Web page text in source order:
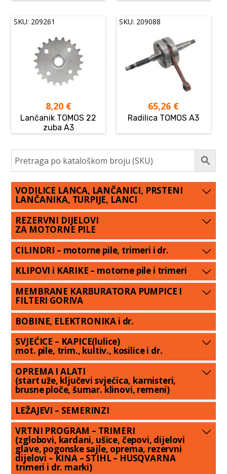
SKU: 209261
8,20 €
Lančanik TOMOS 22
zuba A3
SKU: 209088
65,26 €
Radilica TOMOS A3
VODILICE LANCA, LANČANICI, PRSTENI
LANČANIKA, TURPIJE, LANCI
REZERVNI DIJELOVI
ZA MOTORNE PILE
CILINDRI – motorne pile, trimeri i dr.
KLIPOVI i KARIKE – motorne pile i trimeri
MEMBRANE KARBURATORA PUMPICE I
FILTERI GORIVA
BOBINE, ELEKTRONIKA i dr.
SVJEĆICE – KAPICE(lulice)
mot. pile, trim., kultiv., kosilice i dr.
OPREMA I ALATI
(start uže, ključevi svjećica, karnisteri,
brusne ploče, šumar. klinovi, remeni)
LEŽAJEVI – SEMERINZI
VRTNI PROGRAM – TRIMERI
(zglobovi, kardani, ušice, čepovi, dijelovi
glave, pogonske sajle, oprema, rezervni
dijelovi – KINA – STIHL – HUSQVARNA
trimeri i dr. marki)